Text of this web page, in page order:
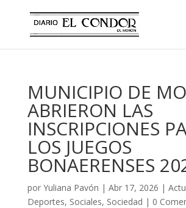
MUNICIPIO DE
ABRIERON LAS
INSCRIPCIONES
LOS JUEGOS
BONAERENSES
por Yuliana Pavón | Abr 17, 2026 |
Deportes, Sociales, Sociedad | 0